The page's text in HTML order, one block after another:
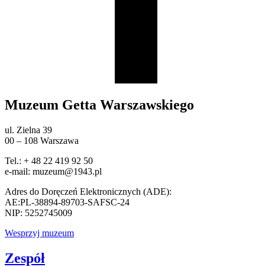
Muzeum Getta Warszawskiego
ul. Zielna 39
00 – 108 Warszawa
Tel.: + 48 22 419 92 50
e-mail: muzeum@1943.pl
Adres do Doręczeń Elektronicznych (ADE):
AE:PL-38894-89703-SAFSC-24
NIP: 5252745009
Wesprzyj muzeum
Zespół